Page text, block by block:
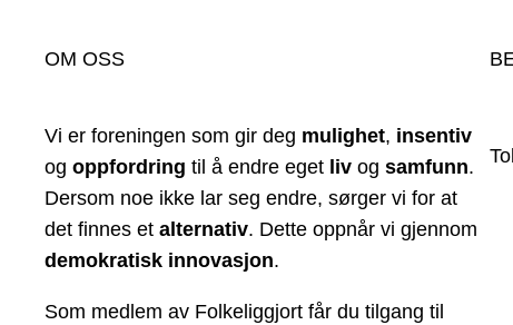
OM OSS
Vi er foreningen som gir deg mulighet, insentiv
og oppfordring til å endre eget liv og samfunn.
Dersom noe ikke lar seg endre, sørger vi for at
det finnes et alternativ. Dette oppnår vi gjennom
demokratisk innovasjon.
Som medlem av Folkeliggjort får du tilgang til